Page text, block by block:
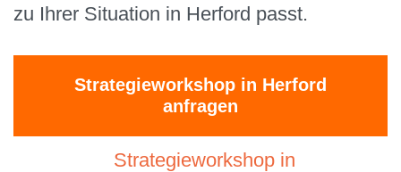
zu Ihrer Situation in Herford passt.
Strategieworkshop in Herford
anfragen
Strategieworkshop in